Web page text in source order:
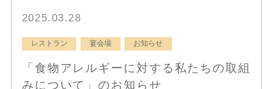
2025.03.28
レストラン 宴会場 お知らせ
「食物アレルギーに対する私たちの取組
みについて」のお知らせ